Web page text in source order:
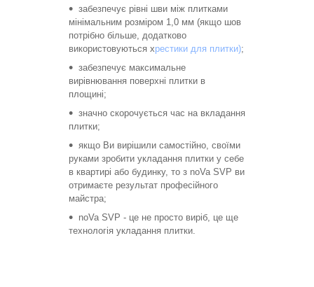
забезпечує рівні шви між плитками
мінімальним розміром 1,0 мм (якщо шов
потрібно більше, додатково
використовуються хрестики для плитки);
забезпечує максимальне
вирівнювання поверхні плитки в
площині;
значно скорочується час на вкладання
плитки;
якщо Ви вирішили самостійно, своїми
руками зробити укладання плитки у себе
в квартирі або будинку, то з noVa SVP ви
отримаєте результат професійного
майстра;
noVa SVP - це не просто виріб, це ще
технологія укладання плитки.